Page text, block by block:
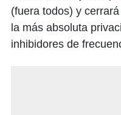
(fuera todos) y
la más absoluta
inhibidores de